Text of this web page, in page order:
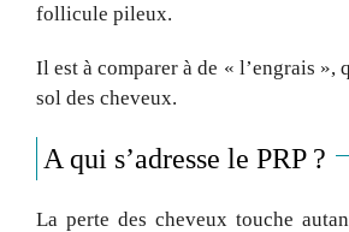
follicule pileux.
Il est à comparer à de « l’engrais »,
sol des cheveux.
A qui s’adresse le PRP ?
La perte des cheveux touche